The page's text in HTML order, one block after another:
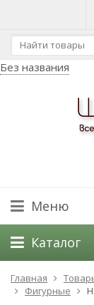
Без названия
Меню
Каталог
Главная
Фигурные